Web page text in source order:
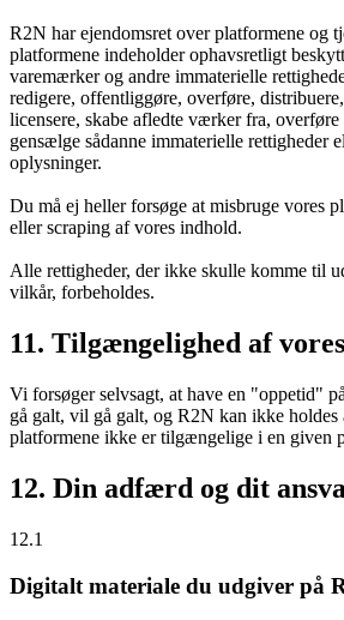
R2N har ejendomsret over platformene og
platformene indeholder ophavsretligt
varemærker og andre immaterielle
redigere, offentliggøre, overføre,
licensere, skabe afledte værker fra,
gensælge sådanne immaterielle rettigheder
oplysninger.
Du må ej heller forsøge at misbruge vores
eller scraping af vores indhold.
Alle rettigheder, der ikke skulle komme til
vilkår, forbeholdes.
11. Tilgængelighed af
Vi forsøger selvsagt, at have en "oppetid"
gå galt, vil gå galt, og R2N kan ikke holdes
platformene ikke er tilgængelige i en given
12. Din adfærd og dit
12.1
Digitalt materiale du udgiver på